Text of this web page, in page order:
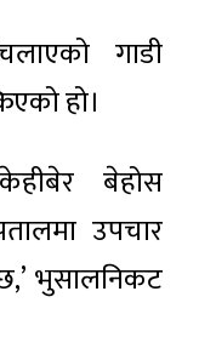
गाडी
हो।
बेहोस
उपचार
भुसालनिकट